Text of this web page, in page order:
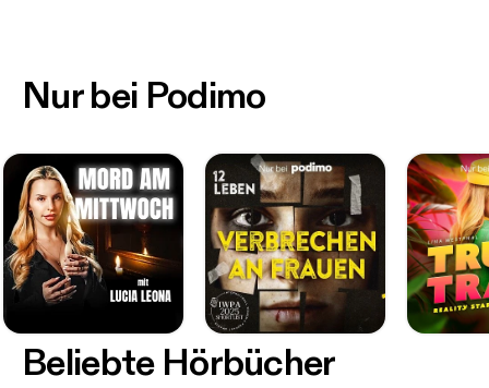
Nur bei Podimo
Beliebte Hörbücher